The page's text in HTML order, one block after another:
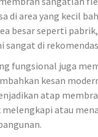
di area yang kecil
besar seperti
sangat di
fungsional juga
kesan
atap
atau